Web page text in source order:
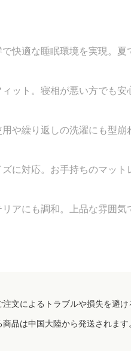
快適な睡眠環境を実現。夏
ット。寝相が悪い方でも安
や繰り返しの洗濯にも型崩
に対応。お手持ちのマット
アにも調和。上品な雰囲気
文によるトラブルや損失を避
品は中国大陸から発送されま